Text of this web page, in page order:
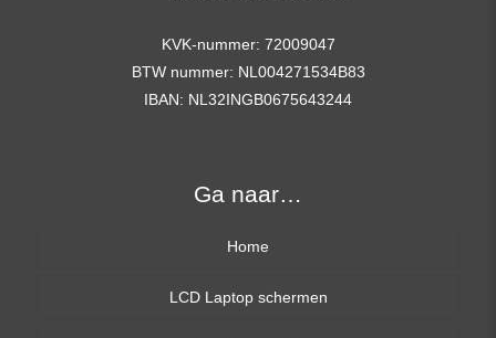
KVK-nummer: 72009047
BTW nummer: NL004271534B83
IBAN: NL32INGB0675643244
Ga naar…
Home
LCD Laptop schermen